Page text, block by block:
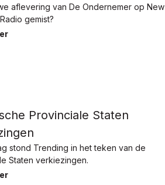
aflevering van De Ondernemer op New
gemist?
Provinciale Staten
stond Trending in het teken van de
Staten verkiezingen.